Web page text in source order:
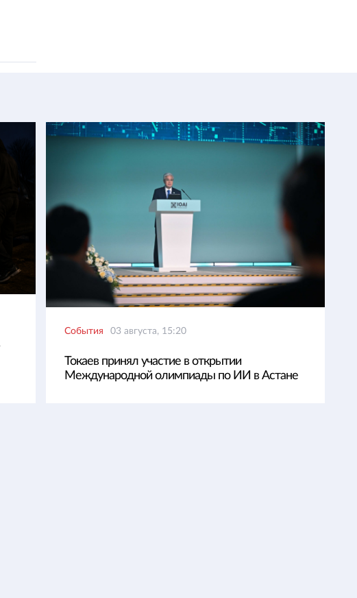
События 03 августа, 15:20
Токаев принял участие в открытии
Международной олимпиады по ИИ в Астане